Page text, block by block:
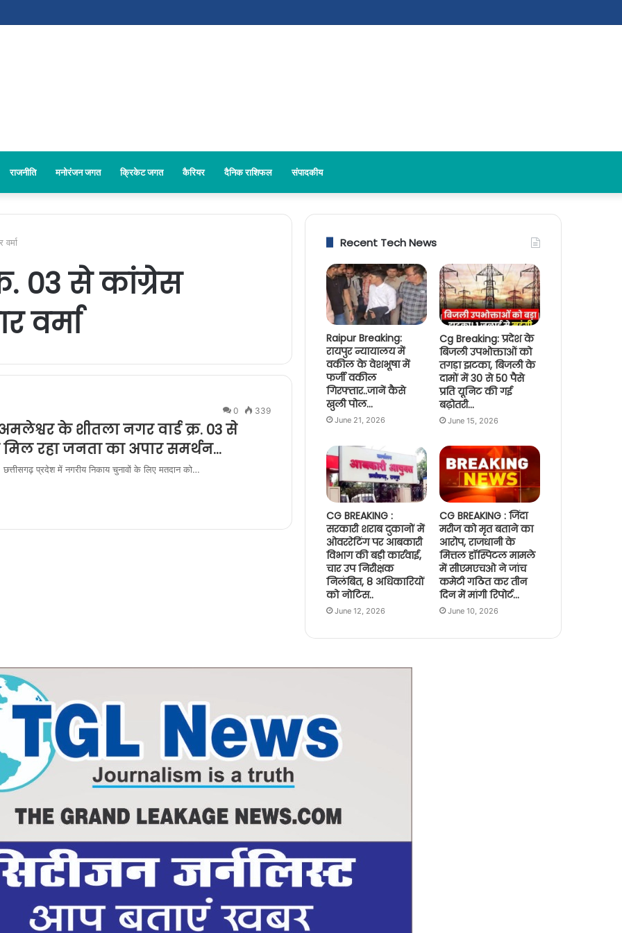
राजनीति मनोरंजन जगत क्रिकेट जगत कैरियर दैनिक राशिफल संपादकीय
03 से कांग्रेस
वर्मा
0 339
के शीतला नगर वार्ड क्र. 03 से
मिल रहा जनता का अपार समर्थन…
प्रदेश में नगरीय निकाय चुनावों के लिए मतदान को…
Recent Tech News
Raipur Breaking:
रायपुर न्यायालय में
वकील के वेशभूषा में
फर्जी वकील
गिरफ्तार..जानें कैसे
खुली पोल…
June 21, 2026
Cg Breaking: प्रदेश के
बिजली उपभोक्ताओं को
तगड़ा झटका, बिजली के
दामों में 30 से 50 पैसे
प्रति यूनिट की गई
बढ़ोतरी…
June 15, 2026
CG BREAKING :
सरकारी शराब दुकानों में
ओवररेटिंग पर आबकारी
विभाग की बड़ी कार्रवाई,
चार उप निरीक्षक
निलंबित, 8 अधिकारियों
को नोटिस..
June 12, 2026
CG BREAKING : जिंदा
मरीज को मृत बताने का
आरोप, राजधानी के
मित्तल हॉस्पिटल मामले
में सीएमएचओ ने जांच
कमेटी गठित कर तीन
दिन में मांगी रिपोर्ट…
June 10, 2026